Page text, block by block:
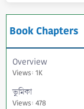
Book Chapters
Overview
Views: 1K
ভুমিকা
Views: 478